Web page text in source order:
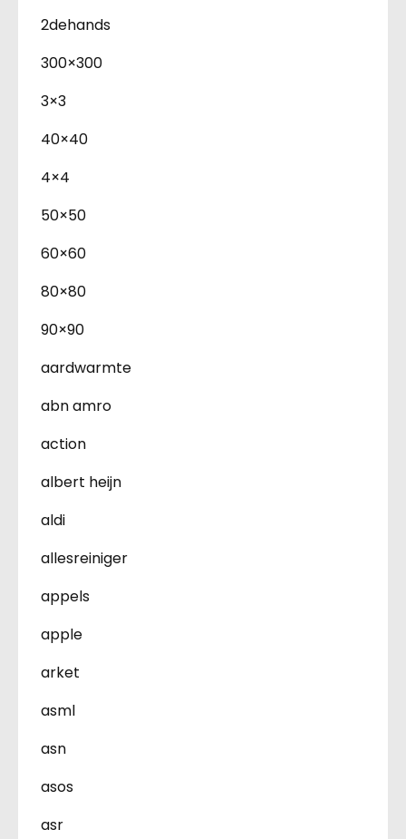
2dehands
300×300
3×3
40×40
4×4
50×50
60×60
80×80
90×90
aardwarmte
abn amro
action
albert heijn
aldi
allesreiniger
appels
apple
arket
asml
asn
asos
asr